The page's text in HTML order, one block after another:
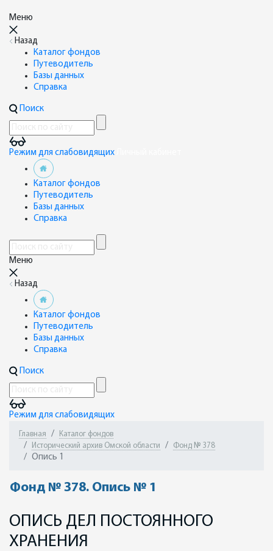
Меню
Назад
Каталог фондов
Путеводитель
Базы данных
Справка
Поиск
Режим для слабовидящих
Каталог фондов
Путеводитель
Базы данных
Справка
Меню
Назад
Каталог фондов
Путеводитель
Базы данных
Справка
Поиск
Режим для слабовидящих
Главная
Каталог фондов
Исторический архив Омской области
Фонд № 378
Опись 1
Фонд № 378. Опись № 1
ОПИСЬ ДЕЛ ПОСТОЯННОГО
ХРАНЕНИЯ